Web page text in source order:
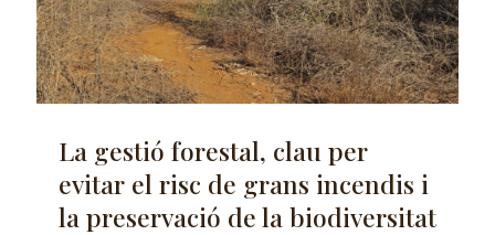
La gestió forestal, clau per
evitar el risc de grans incendis i
la preservació de la biodiversitat